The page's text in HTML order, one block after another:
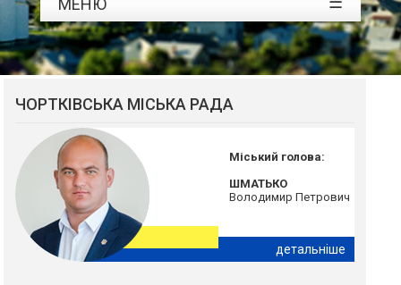
МЕНЮ
ЧОРТКІВСЬКА МІСЬКА РАДА
Міський голова:
ШМАТЬКО
Володимир Петрович
детальніше